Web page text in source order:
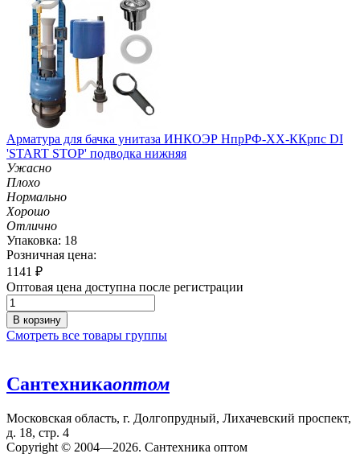
Арматура для бачка унитаза ИНКОЭР НпрРФ-ХХ-ККрпс DI
'START STOP' подводка нижняя
Ужасно
Плохо
Нормально
Хорошо
Отлично
Упаковка: 18
Розничная цена:
1141 ₽
Оптовая цена доступна после регистрации
В корзину
Смотреть все товары группы
Сантехникаоптом
Московская область, г. Долгопрудный, Лихачевский проспект,
д. 18, стр. 4
Copyright © 2004—2026. Сантехника оптом